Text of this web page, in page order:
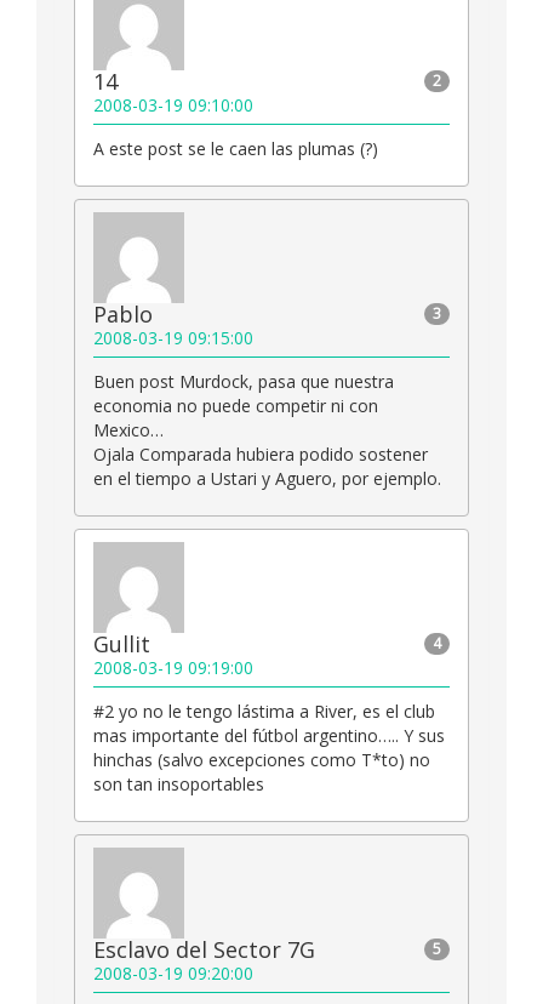
2
14
2008-03-19 09:10:00
A este post se le caen las plumas (?)
3
Pablo
2008-03-19 09:15:00
Buen post Murdock, pasa que nuestra
economia no puede competir ni con
Mexico…
Ojala Comparada hubiera podido sostener
en el tiempo a Ustari y Aguero, por ejemplo.
4
Gullit
2008-03-19 09:19:00
#2 yo no le tengo lástima a River, es el club
mas importante del fútbol argentino….. Y sus
hinchas (salvo excepciones como T*to) no
son tan insoportables
5
Esclavo del Sector 7G
2008-03-19 09:20:00